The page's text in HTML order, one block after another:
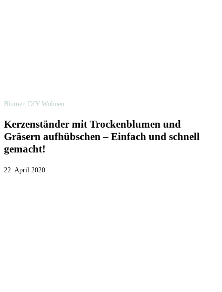
Blumen DIY Wohnen
Kerzenständer mit Trockenblumen und
Gräsern aufhübschen – Einfach und schnell
gemacht!
22. April 2020